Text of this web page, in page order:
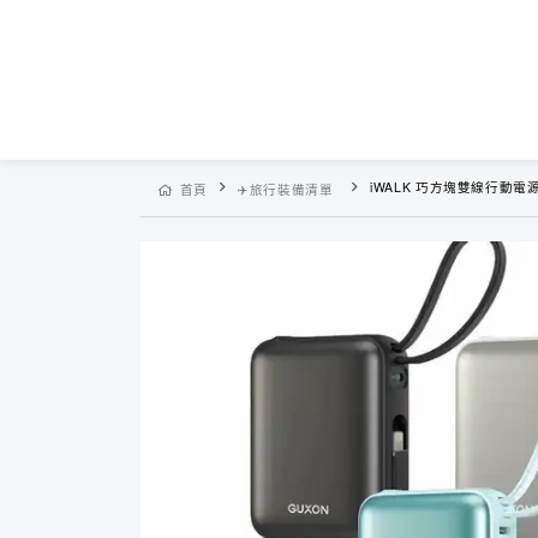
首頁 ✈️旅行裝備清單 iWALK 巧方塊雙線行動電